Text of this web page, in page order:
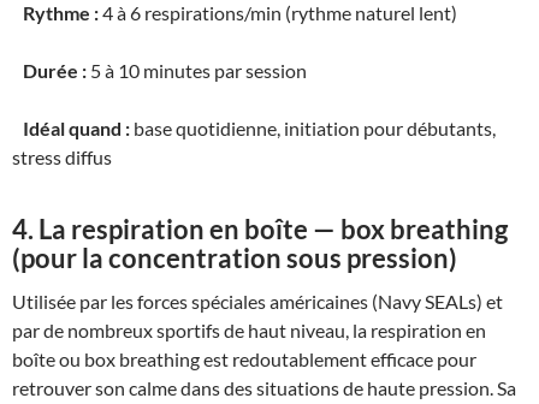
Rythme :4 à 6 respirations/min (rythme naturel lent)
Durée : 5 à 10 minutes par session
Idéal quand : base quotidienne, initiation pour débutants,
stress diffus
4. La respiration en boîte — box breathing
(pour la concentration sous pression)
Utilisée par les forces spéciales américaines (Navy SEALs) et
par de nombreux sportifs de haut niveau, la respiration en
boîte ou box breathing est redoutablement efficace pour
retrouver son calme dans des situations de haute pression. Sa